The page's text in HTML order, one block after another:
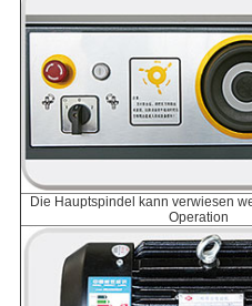
Die Hauptspindel kann verwiesen
Operation